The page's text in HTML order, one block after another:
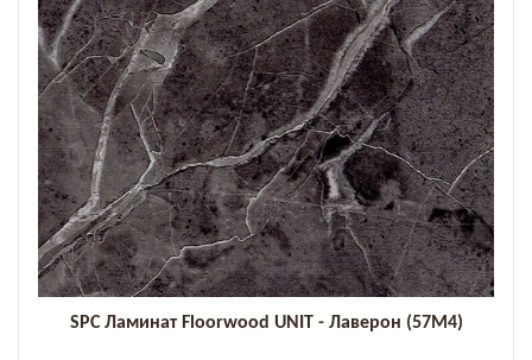
SPC Ламинат Floorwood UNIT - Лаверон (57M4)